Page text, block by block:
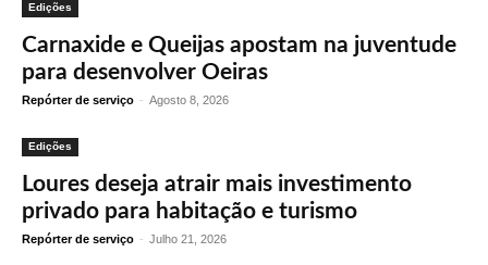
Edições
Carnaxide e Queijas apostam na juventude
para desenvolver Oeiras
Repórter de serviço - Agosto 8, 2026
Edições
Loures deseja atrair mais investimento
privado para habitação e turismo
Repórter de serviço - Julho 21, 2026